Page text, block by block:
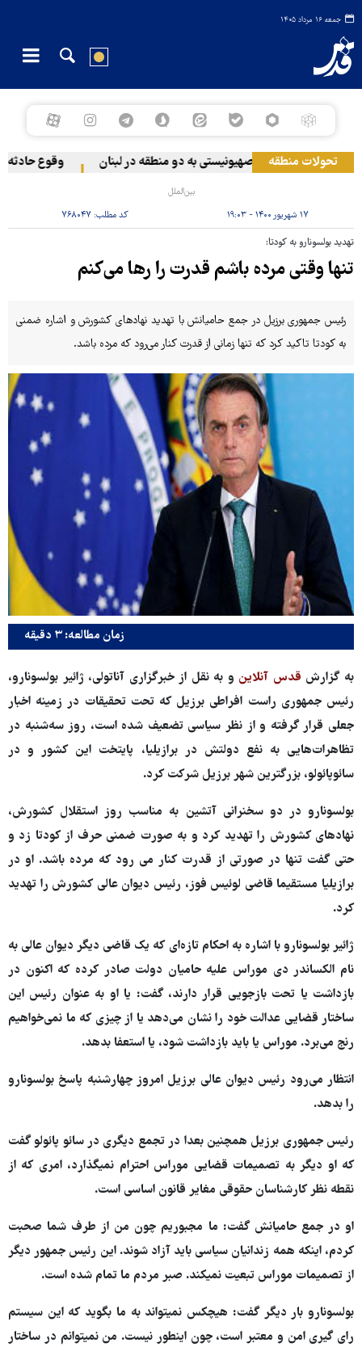
جمعه ۱۶ مرداد ۱۴۰۵
تحولات منطقه
حمله رژیم صهیونیستی به دو منطقه در لبنان وقوع حادثه
بین‌الملل
۱۷ شهریور ۱۴۰۰ - ۱۹:۰۳ کد مطلب:۷۶۸۰۴۷
تهدید بولسونارو به کودتا:
تنها وقتی مرده باشم قدرت را رها می‌کنم
رئیس جمهوری برزیل در جمع حامیانش با تهدید نهادهای کشورش و اشاره ضمنی
به کودتا تاکید کرد که تنها زمانی از قدرت کنار می‌رود که مرده باشد.
زمان مطالعه: ۳ دقیقه
به گزارش قدس آنلاین و به نقل از خبرگزاری آناتولی، ژائیر بولسونارو،
رئیس جمهوری راست افراطی برزیل که تحت تحقیقات در زمینه اخبار
جعلی قرار گرفته و از نظر سیاسی تضعیف شده است، روز سه‌شنبه در
تظاهرات‌هایی به نفع دولتش در برازیلیا، پایتخت این کشور و در
سائوپائولو، بزرگترین شهر برزیل شرکت کرد.
بولسونارو در دو سخنرانی آتشین به مناسب روز استقلال کشورش،
نهادهای کشورش را تهدید کرد و به صورت ضمنی حرف از کودتا زد و
حتی گفت تنها در صورتی از قدرت کنار می رود که مرده باشد. او در
برازیلیا مستقیما قاضی لوئیس فوز، رئیس دیوان عالی کشورش را تهدید
کرد.
ژائیر بولسونارو با اشاره به احکام تازه‌ای که یک قاضی دیگر دیوان عالی به
نام الکساندر دی موراس علیه حامیان دولت صادر کرده که اکنون در
بازداشت یا تحت بازجویی قرار دارند، گفت: یا او به عنوان رئیس این
ساختار قضایی عدالت خود را نشان می‌دهد یا از چیزی که ما نمی‌خواهیم
رنج می‌برد. موراس یا باید بازداشت شود، یا استعفا بدهد.
انتظار می‌رود رئیس دیوان عالی برزیل امروز چهارشنبه پاسخ بولسونارو
را بدهد.
رئیس جمهوری برزیل همچنین بعدا در تجمع دیگری در سائو پائولو گفت
که او دیگر به تصمیمات قضایی موراس احترام نمیگذارد، امری که از
نقطه نظر کارشناسان حقوقی مغایر قانون اساسی است.
او در جمع حامیانش گفت: ما مجبوریم چون من از طرف شما صحبت
کردم، اینکه همه زندانیان سیاسی باید آزاد شوند. این رئیس جمهور دیگر
از تصمیمات موراس تبعیت نمیکند. صبر مردم ما تمام شده است.
بولسونارو بار دیگر گفت: هیچکس نمیتواند به ما بگوید که این سیستم
رای گیری امن و معتبر است، چون اینطور نیست. من نمیتوانم در ساختار